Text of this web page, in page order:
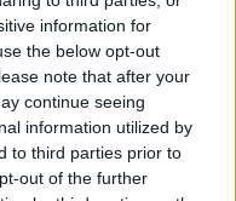
information for
the below opt-out
note that after your
continue seeing
information utilized by
to third parties prior to
out of the further
Μαρία Γρατσία